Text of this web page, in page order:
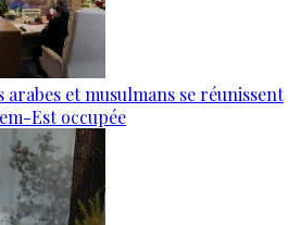
et musulmans se réunissent
Est occupée